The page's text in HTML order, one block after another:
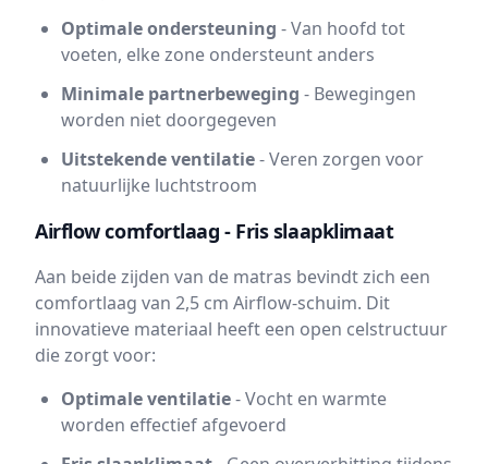
Optimale ondersteuning - Van hoofd tot
voeten, elke zone ondersteunt anders
Minimale partnerbeweging - Bewegingen
worden niet doorgegeven
Uitstekende ventilatie- Veren zorgen voor
natuurlijke luchtstroom
Airflow comfortlaag - Fris slaapklimaat
Aan beide zijden van de matras bevindt zich een
comfortlaag van 2,5 cm Airflow-schuim. Dit
innovatieve materiaal heeft een open celstructuur
die zorgt voor:
Optimale ventilatie- Vocht en warmte
worden effectief afgevoerd